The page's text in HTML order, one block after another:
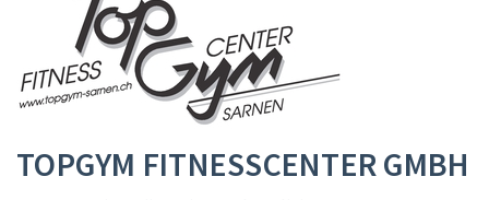
TOPGYM FITNESSCENTER GMBH